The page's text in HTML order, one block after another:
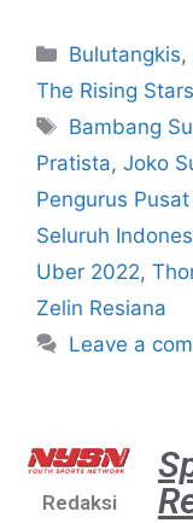
Bulutangkis,
The Rising Stars
Bambang
Pratista, Joko
Pengurus
Seluruh
Uber 2022,
Zelin Resiana
Leave a
Redaksi